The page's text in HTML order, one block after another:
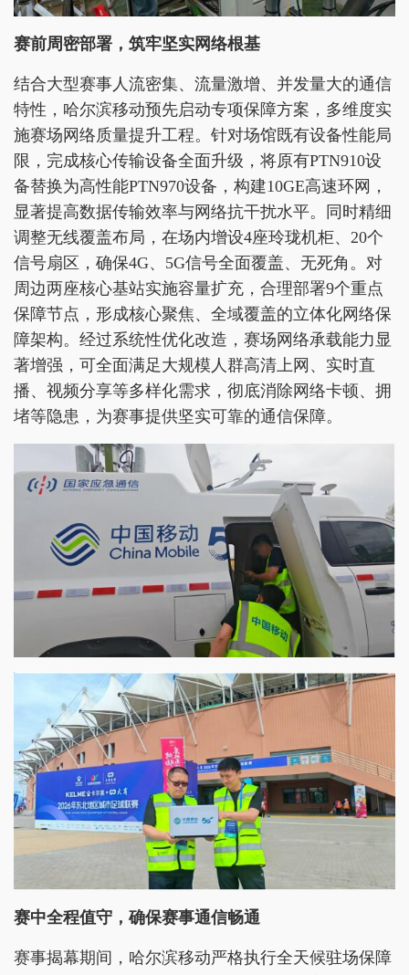
赛前周密部署，筑牢坚实网络根基
结合大型赛事人流密集、流量激增、并发量大的通信
特性，哈尔滨移动预先启动专项保障方案，多维度实
施赛场网络质量提升工程。针对场馆既有设备性能局
限，完成核心传输设备全面升级，将原有PTN910设
备替换为高性能PTN970设备，构建10GE高速环网，
显著提高数据传输效率与网络抗干扰水平。同时精细
调整无线覆盖布局，在场内增设4座玲珑机柜、20个
信号扇区，确保4G、5G信号全面覆盖、无死角。对
周边两座核心基站实施容量扩充，合理部署9个重点
保障节点，形成核心聚焦、全域覆盖的立体化网络保
障架构。经过系统性优化改造，赛场网络承载能力显
著增强，可全面满足大规模人群高清上网、实时直
播、视频分享等多样化需求，彻底消除网络卡顿、拥
堵等隐患，为赛事提供坚实可靠的通信保障。
赛中全程值守，确保赛事通信畅通
赛事揭幕期间，哈尔滨移动严格执行全天候驻场保障